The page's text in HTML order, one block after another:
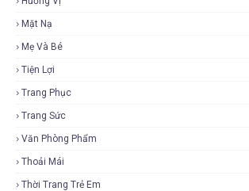
Mặt Nạ
Mẹ Và Bé
Tiện Lợi
Trang Phục
Trang Sức
Văn Phòng Phẩm
Thoải Mái
Thời Trang Trẻ Em